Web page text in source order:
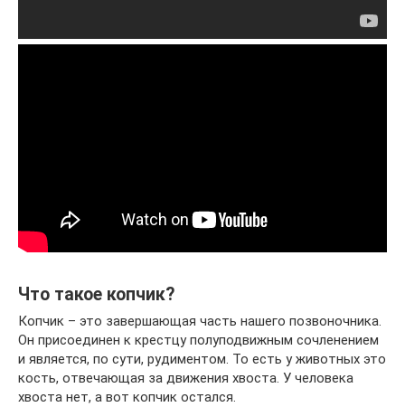
Что такое копчик?
Копчик – это завершающая часть нашего позвоночника.
Он присоединен к крестцу полуподвижным сочленением
и является, по сути, рудиментом. То есть у животных это
кость, отвечающая за движения хвоста. У человека
хвоста нет, а вот копчик остался.